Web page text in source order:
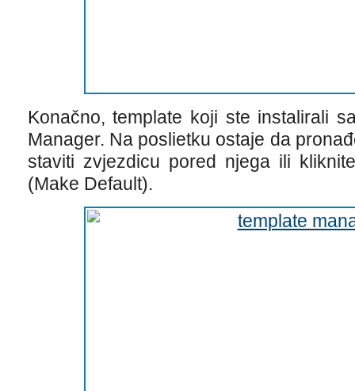
Konačno, template koji ste instalirali
Manager. Na poslietku ostaje da
staviti zvjezdicu pored njega ili
(Make Default).